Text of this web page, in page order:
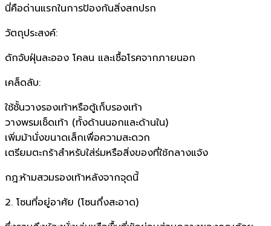
นี่คือด่านแรกในการป้องกันสิ่งสกปรก
วัตถุประสงค์:
ดักจับฝุ่นละออง โคลน และเชื้อโรคจากภายนอก
เคล็ดลับ:
ใช้ชั้นวางรองเท้าหรือตู้เก็บรองเท้า
วางพรมเช็ดเท้า (ทั้งด้านนอกและด้านใน)
เพิ่มม้านั่งขนาดเล็กเพื่อความสะดวก
เตรียมตะกร้าสำหรับใส่ร่มหรือสิ่งของที่ใช้กลางแจ้ง
กฎ:ห้ามสวมรองเท้าหลังจากจุดนี้
2. โซนที่อยู่อาศัย (โซนกึ่งสะอาด)